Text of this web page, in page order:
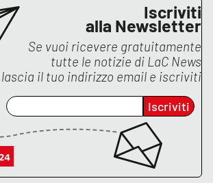
Iscriviti
alla Newsletter
Se vuoi ricevere gratuitamente
tutte le notizie di LaC News
lascia il tuo indirizzo email e iscriviti
Iscriviti